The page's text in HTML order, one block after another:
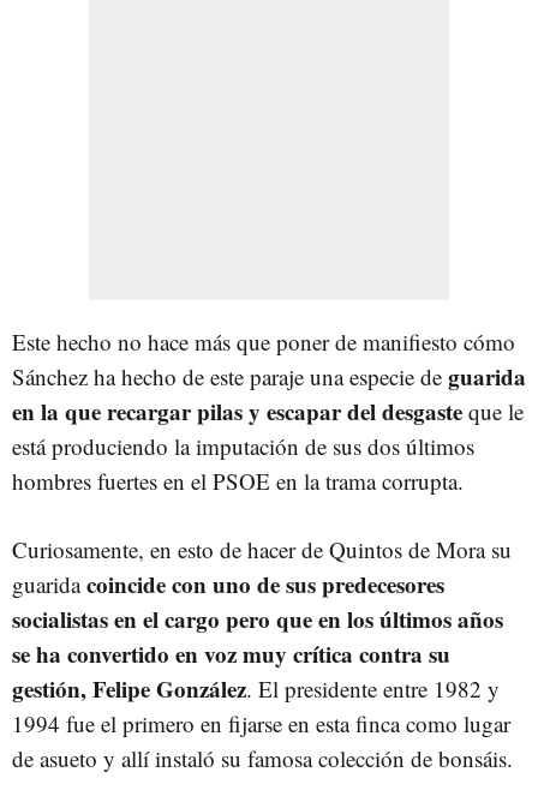
Este hecho no hace más que poner de manifiesto cómo
Sánchez ha hecho de este paraje una especie de guarida
en la que recargar pilas y escapar del desgaste que le
está produciendo la imputación de sus dos últimos
hombres fuertes en el PSOE en la trama corrupta.
Curiosamente, en esto de hacer de Quintos de Mora su
guaridacoincide con uno de sus predecesores
socialistas en el cargo pero que en los últimos años
se ha convertido en voz muy crítica contra su
gestión, Felipe González. El presidente entre 1982 y
1994 fue el primero en fijarse en esta finca como lugar
de asueto y allí instaló su famosa colección de bonsáis.